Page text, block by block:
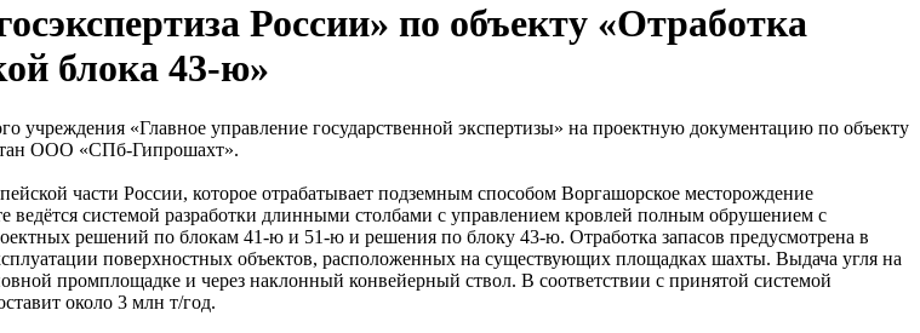
России» по объекту «Отработка
блока 43-ю»
учреждения «Главное управление государственной экспертизы» на проектную документацию по объекту
ООО «СПб-Гипрошахт».
части России, которое отрабатывает подземным способом Воргашорское месторождение
ведётся системой разработки длинными столбами с управлением кровлей полным обрушением с
решений по блокам 41-ю и 51-ю и решения по блоку 43-ю. Отработка запасов предусмотрена в
поверхностных объектов, расположенных на существующих площадках шахты. Выдача угля на
промплощадке и через наклонный конвейерный ствол. В соответствии с принятой системой
около 3 млн т/год.